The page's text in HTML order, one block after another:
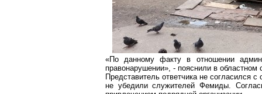
«По данному факту в отношении
правонарушении», - пояснили в областном
Представитель ответчика не согласился
не убедили служителей Фемиды.